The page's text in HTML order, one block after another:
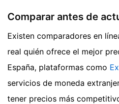
Comparar antes de
Existen comparadores en
real quién ofrece el mejor
España, plataformas como
servicios de moneda
tener precios más